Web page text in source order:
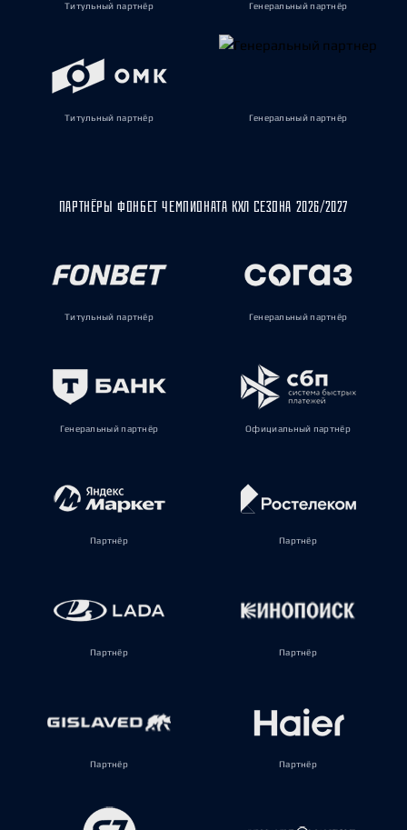
Титульный партнёр Генеральный партнёр
Титульный партнёр Генеральный партнёр
ПАРТНЁРЫ ФОНБЕТ ЧЕМПИОНАТА КХЛ СЕЗОНА 2026/2027
Титульный партнёр Генеральный партнёр
Генеральный партнёр Официальный партнёр
Партнёр Партнёр
Партнёр Партнёр
Партнёр Партнёр